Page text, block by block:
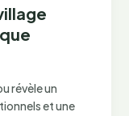
révèle un
et une